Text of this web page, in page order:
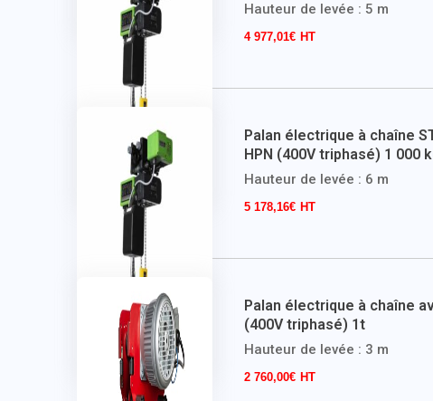
Hauteur de levée : 5 m
4 977,01€
Palan électrique à chaîne
HPN (400V triphasé) 1 000
Hauteur de levée : 6 m
5 178,16€
Palan électrique à chaîne
(400V triphasé) 1t
Hauteur de levée : 3 m
2 760,00€